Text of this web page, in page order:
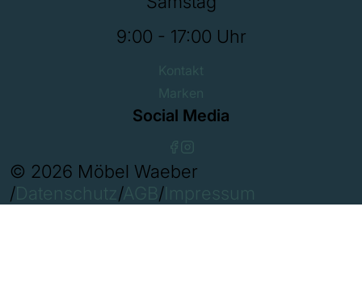
9:00 - 17:00 Uhr
Kontakt
Marken
Social Media
© 2026 Möbel Waeber
/Datenschutz/AGB/Impressum